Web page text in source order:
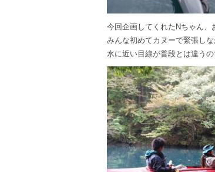
今回企画してくれたNちゃん、
みんな初めてカヌーで緊張し
水に近い目線が普段とは違う